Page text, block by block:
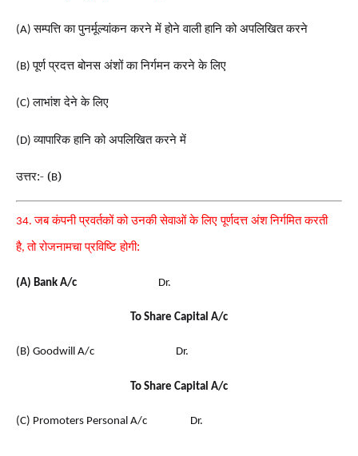
(A)सम्पत्ति का पुनर्मूल्यांकन करने में होने वाली हानि को अपलिखित करने
(B)पूर्ण प्रदत्त बोनस अंशों का निर्गमन करने के लिए
(C)लाभांश देने के लिए
(D)व्यापारिक हानि को अपलिखित करने में
उत्तर:- (B)
34.जब कंपनी प्रवर्तकों को उनकी सेवाओं के लिए पूर्णदत्त अंशनिर्गमित करती
है,तो रोजनामचा प्रविष्टि होगी:
(A) Bank A/c Dr.
To Share Capital A/c
(B) Goodwill A/c Dr.
To Share Capital A/c
(C) Promoters Personal A/c Dr.